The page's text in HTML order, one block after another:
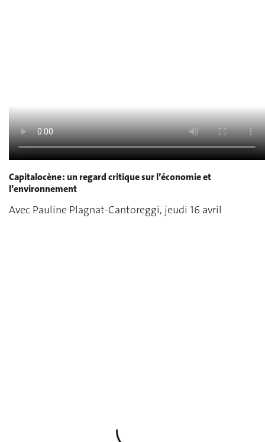
Capitalocène : un regard critique sur l’économie et
l’environnement
Avec Pauline Plagnat-Cantoreggi, jeudi 16 avril